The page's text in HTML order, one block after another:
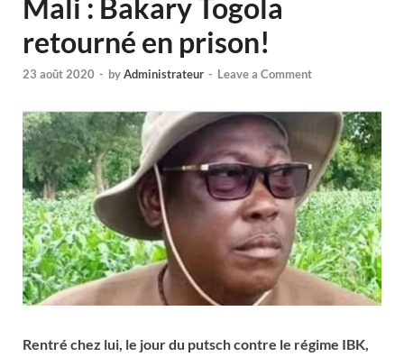
Mali : Bakary Togola
retourné en prison!
23 août 2020 - byAdministrateur - Leave a Comment
Rentré chez lui, le jour du putsch contre le régime IBK,